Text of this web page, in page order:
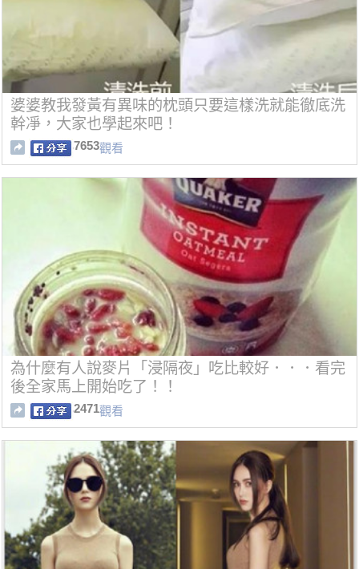
婆婆教我發黃有異味的枕頭只要這樣洗就能徹底洗
幹凈，大家也學起來吧！
7653觀看
為什麼有人說麥片「浸隔夜」吃比較好．．．看完
後全家馬上開始吃了！！
2471觀看